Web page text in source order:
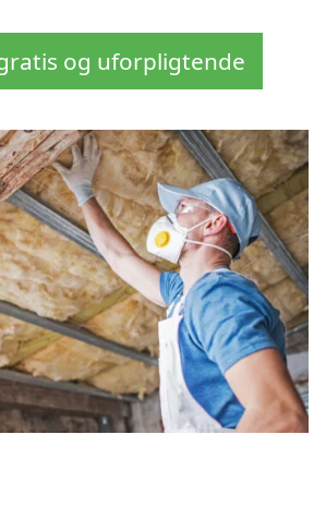
og uforpligtende